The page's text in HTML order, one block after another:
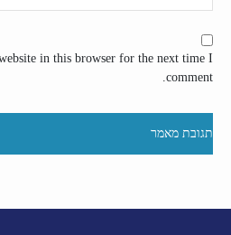
in this browser for the next time I
comment.